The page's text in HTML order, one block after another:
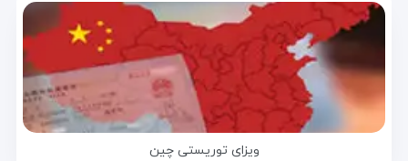
ویزای توریستی چین